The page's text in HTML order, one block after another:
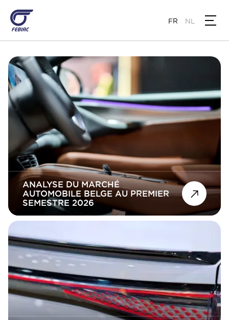
contenu
principal
FR NL
ANALYSE DU MARCHÉ
AUTOMOBILE BELGE AU PREMIER
SEMESTRE 2026